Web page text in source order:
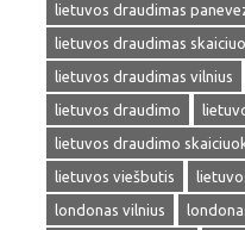
lietuvos draudimas
lietuvos draudimas
lietuvos draudimas vilnius
lietuvos draudimo
lietuvos draudimo
lietuvos viešbutis
londonas vilnius